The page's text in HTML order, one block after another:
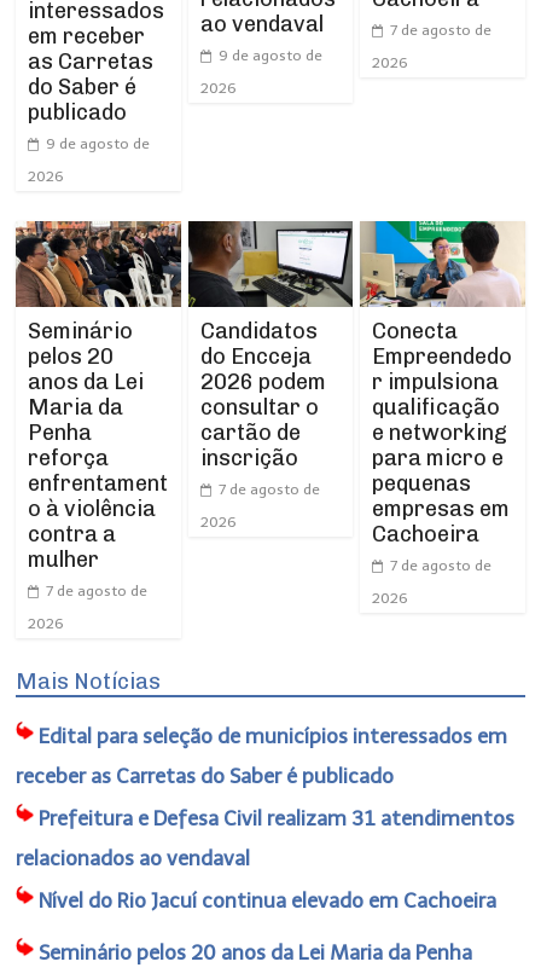
interessados
em receber
as Carretas
do Saber é
publicado
9 de agosto de
2026
ao vendaval
9 de agosto de
2026
7 de agosto de
2026
Seminário
pelos 20
anos da Lei
Maria da
Penha
reforça
enfrentament
o à violência
contra a
mulher
7 de agosto de
2026
Candidatos
do Encceja
2026 podem
consultar o
cartão de
inscrição
7 de agosto de
2026
Conecta
Empreendedo
r impulsiona
qualificação
e networking
para micro e
pequenas
empresas em
Cachoeira
7 de agosto de
2026
Mais Notícias
Edital para seleção de municípios interessados em
receber as Carretas do Saber é publicado
Prefeitura e Defesa Civil realizam 31 atendimentos
relacionados ao vendaval
Nível do Rio Jacuí continua elevado em Cachoeira
Seminário pelos 20 anos da Lei Maria da Penha